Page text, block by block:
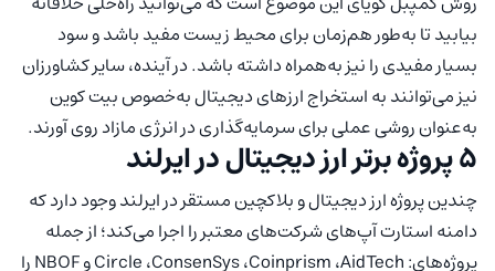
بیابید تا به‌طور هم‌زمان برای محیط زیست مفید باشد و سود
بسیار مفیدی را نیز به‌همراه داشته باشد. در آینده، سایر کشاورزان
نیز می‌توانند به استخراج ارزهای دیجیتال به‌خصوص بیت کوین
به‌عنوان روشی عملی برای سرمایه‌گذاری در انرژی مازاد روی آورند.
5 پروژه برتر ارز دیجیتال در ایرلند
چندین پروژه ارز دیجیتال و بلاکچین مستقر در ایرلند وجود دارد که
دامنه استارت آپ‌های شرکت‌های معتبر را اجرا می‌کند؛ از جمله
پروژه‌های: Circle ،ConsenSys ،Coinprism ،AidTech و NBOF را